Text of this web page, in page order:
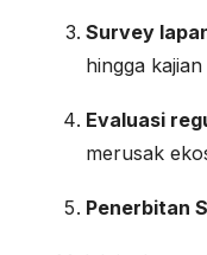
Survey
hingga
Evaluasi
merusak
Penerbitan